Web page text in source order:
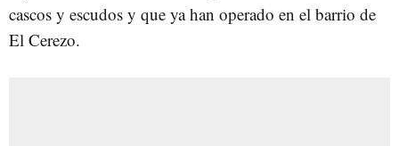
cascos y escudos y que ya han operado en el barrio de
El Cerezo.